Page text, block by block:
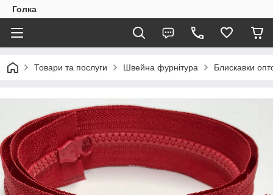
Голка
Товари та послуги Швейна фурнітура Блискавки